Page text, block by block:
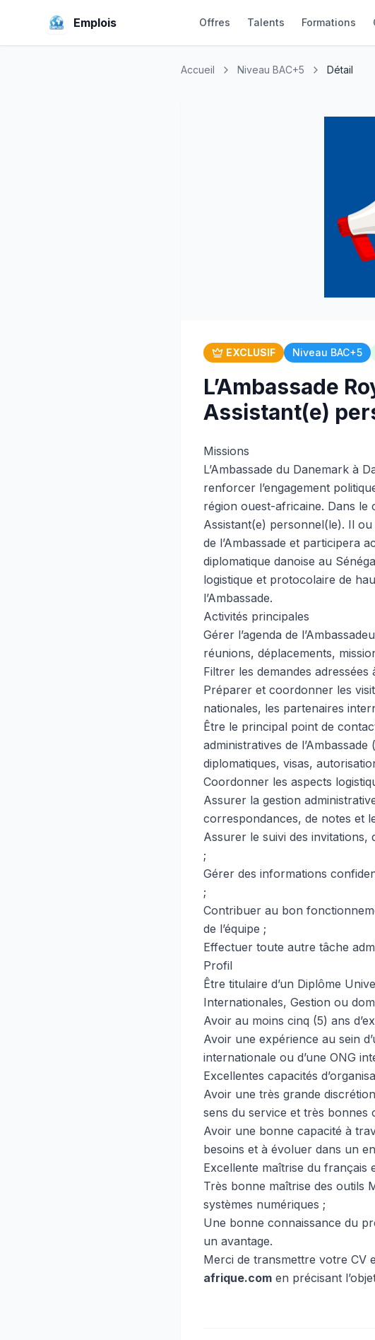
Emplois Offres Talents Formations
Accueil Niveau BAC+5 Détail
EXCLUSIF Niveau BAC+5
L’Ambassade
Assistant(e)
Missions
L’Ambassade du Danemark à
renforcer l’engagement
région ouest-africaine. Dans le
Assistant(e) personnel(le). Il
de l’Ambassade et participera
diplomatique danoise au
logistique et protocolaire de
l’Ambassade.
Activités principales
Gérer l’agenda de
réunions, déplacements,
Filtrer les demandes
Préparer et coordonner les
nationales, les partenaires
Être le principal point de
administratives de
diplomatiques, visas,
Coordonner les aspects
Assurer la gestion
correspondances, de notes et
Assurer le suivi des invitations,
;
Gérer des informations
;
Contribuer au bon
de l’équipe ;
Effectuer toute autre tâche
Profil
Être titulaire d’un Diplôme
Internationales, Gestion ou
Avoir au moins cinq (5) ans
Avoir une expérience au sein
internationale ou d’une ONG
Excellentes capacités
Avoir une très grande
sens du service et très bonnes
Avoir une bonne capacité à
besoins et à évoluer dans un
Excellente maîtrise du français
Très bonne maîtrise des outils
systèmes numériques ;
Une bonne connaissance du
un avantage.
Merci de transmettre votre CV
afrique.com en précisant